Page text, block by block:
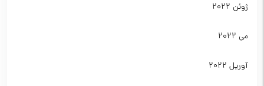
ژوئن 2022
می 2022
آوریل 2022